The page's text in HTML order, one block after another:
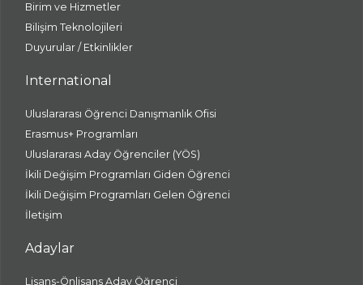
Birim ve Hizmetler
Bilişim Teknolojileri
Duyurular / Etkinlikler
International
Uluslararası Öğrenci Danışmanlık Ofisi
Erasmus+ Programları
Uluslararası Aday Öğrenciler (YÖS)
İkili Değişim Programları Giden Öğrenci
İkili Değişim Programları Gelen Öğrenci
İletişim
Adaylar
Lisans-Önlisans Aday Öğrenci